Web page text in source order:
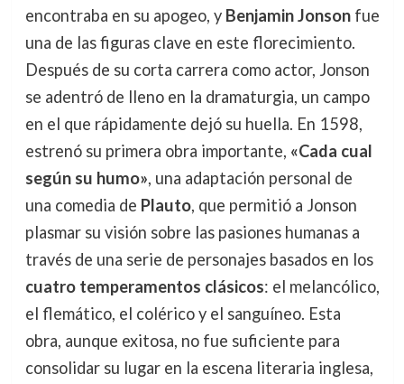
encontraba en su apogeo, y Benjamin Jonsonfue
una de las figuras clave en este florecimiento.
Después de su corta carrera como actor, Jonson
se adentró de lleno en la dramaturgia, un campo
en el que rápidamente dejó su huella. En 1598,
estrenó su primera obra importante, «Cada cual
según su humo», una adaptación personal de
una comedia de Plauto, que permitió a Jonson
plasmar su visión sobre las pasiones humanas a
través de una serie de personajes basados en los
cuatro temperamentos clásicos: el melancólico,
el flemático, el colérico y el sanguíneo. Esta
obra, aunque exitosa, no fue suficiente para
consolidar su lugar en la escena literaria inglesa,